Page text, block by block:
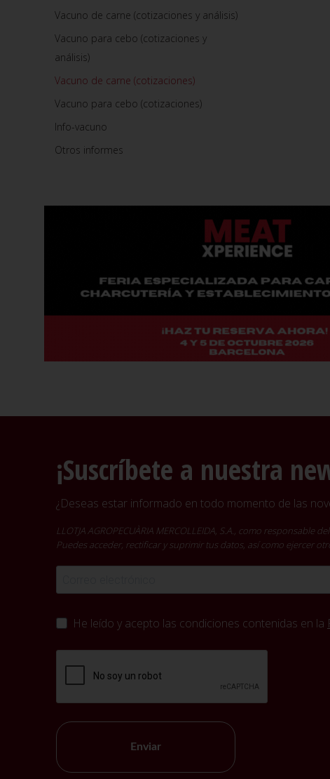
Vacuno de carne (cotizaciones y análisis)
Vacuno para cebo (cotizaciones y
análisis)
Vacuno de carne (cotizaciones)
Vacuno para cebo (cotizaciones)
Info-vacuno
Otros informes
¡Suscríbete a nuestra
¿Deseas estar informado en todo momento de las
LLOTJA AGROPECUÀRIA MERCOLLEIDA, S.A., como
Puedes acceder, rectificar y suprimir tus datos, así como ejercer
He leído y acepto las condiciones contenidas en la
Enviar